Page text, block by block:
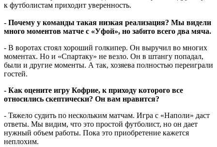
к футболистам приходит уверенность.
- Почему у команды такая низкая реализация? Мы видели
много моментов матче с «Уфой», но забито всего два мяча.
- В воротах стоял хороший голкипер. Он выручил во многих
моментах. Но и «Спартаку» не везло. Он в штангу попадал,
были и другие моменты. А так, хозяева полностью переиграли
гостей.
- Как оцените игру Кофрие, к приходу которого все
относились скептически? Он вам нравится?
- Тяжело судить по нескольким матчам. Игра с «Наполи» даст
ответы. Мы видим, что это простой футболист, но он дает
нужный объем работы. Пока это приобретение кажется
неплохим.